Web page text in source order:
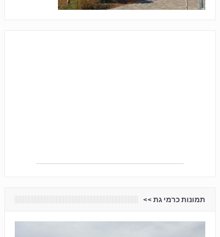
תמונות כרמי גת <<